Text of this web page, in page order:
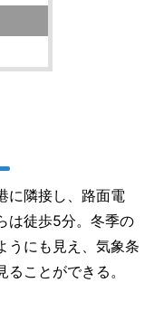
に隣接し、路面電
は徒歩5分。冬季の
うにも見え、気象条
ことができる。